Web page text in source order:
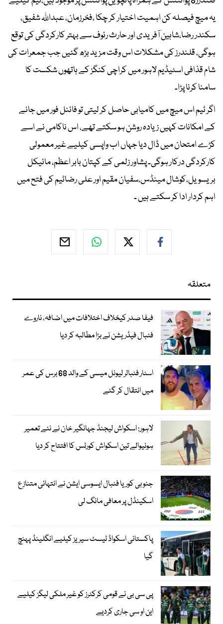
یہ میچ فیصلہ کن اہمیت اختیار کر چکا ،فخرزمان، عبداللہ شفیق،
سکندر رضا،شاہین آفریدی اور حارث رئوف سے بہتر کارکردگی کی توقع
ہوگی، قلندرز کی مشکلات اس وقت مزید بڑھ گئیں جب جمعرات کی
شام قذافی اسٹیڈیم لاہور میں کراچی کنگز کے ہاتھوں شکست کا
سامنا کرنا پڑا۔
اگر ٹیم اس میچ میں کامیابی حاصل کر لیتی تو فائنل فور میں جانے
کے امکانات کہیں زیادہ روشن ہو سکتے تھے، اس ناکامی نے اسے
کڑے امتحان میں ڈال دیا جہاں اب واپسی کیلیے غیر معمولی
کارکردگی درکار ہوگی۔ پشاور زلمی کے کپتان بابر اعظم، مائیکل
بریسویل،کوشال مینڈس،سفیان مقیم اور علی رضاٹیم کی فتح میں
اہم کردار ادا کر سکتے ہیں ۔
متعلقہ
فیفا صدر کیخلاف اختلافات میں اضافہ، ناروے
فٹبال فیڈریشن نے بڑا مطالبہ کر دیا
اسٹار فٹبالر لیونل میسی کے والد 68 برس کی عمر
میں انتقال کر گئے
لاہور: اسکواش لیجنڈ جہانگیر خان نے نئے تعمیر
ہونیوالے تین اسکواش کورٹس کا افتتاح کر دیا
جنوبی کوریا فٹبال ایسوسی ایشن نے انتہائی متنازع
اسکینڈل پر معافی مانگ لی
پاکستانی اسکواڈ ٹیسٹ سیریز کیلیے انگلینڈ پہنچ
گیا
پی سی بی نے قومی کرکٹرز کو غیر ملکی لیگز کیلیے
این او سی جاری کردیے